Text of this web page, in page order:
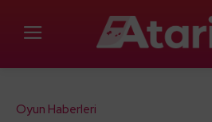
Oyun Haberleri